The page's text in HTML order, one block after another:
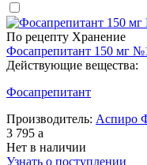
По рецепту Хранение
Фосапрепитант 150 мг
Действующие вещества:
Фосапрепитант
Производитель: Аспиро
3 795 a
Нет в наличии
Узнать о поступлении